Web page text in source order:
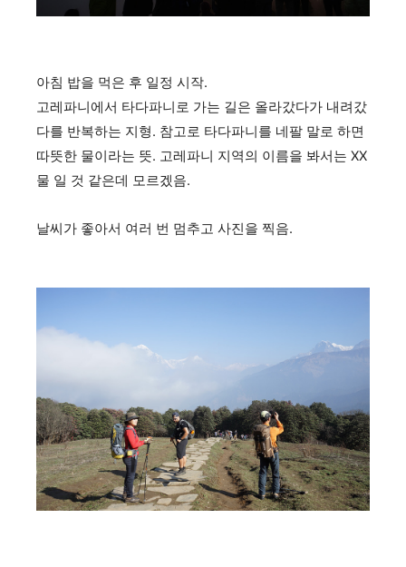
아침 밥을 먹은 후 일정 시작.
고레파니에서 타다파니로 가는 길은 올라갔다가 내려갔
다를 반복하는 지형. 참고로 타다파니를 네팔 말로 하면
따뜻한 물이라는 뜻. 고레파니 지역의 이름을 봐서는 XX
물 일 것 같은데 모르겠음.
날씨가 좋아서 여러 번 멈추고 사진을 찍음.